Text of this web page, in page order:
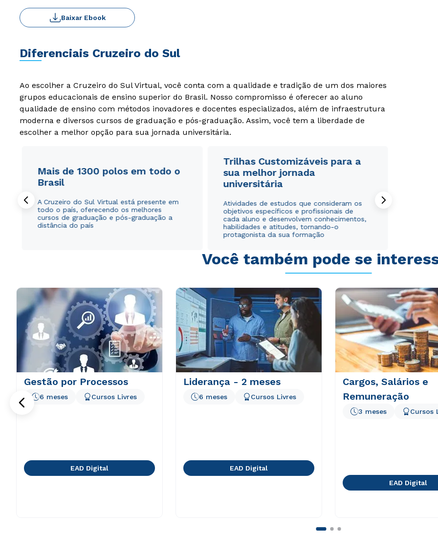
Baixar Ebook
Diferenciais Cruzeiro do Sul
Ao escolher a Cruzeiro do Sul Virtual, você conta com a qualidade e tradição de um dos maiores
grupos educacionais de ensino superior do Brasil. Nosso compromisso é oferecer ao aluno
qualidade de ensino com métodos inovadores e docentes especializados, além de infraestrutura
moderna e diversos cursos de graduação e pós-graduação. Assim, você tem a liberdade de
escolher a melhor opção para sua jornada universitária.
Mais de 1300 polos em todo o
Brasil
A Cruzeiro do Sul Virtual está presente em
todo o país, oferecendo os melhores
cursos de graduação e pós-graduação a
distância do país
Trilhas Customizáveis para a
sua melhor jornada
universitária
Atividades de estudos que consideram os
objetivos específicos e profissionais de
cada aluno e desenvolvem conhecimentos,
habilidades e atitudes, tornando-o
protagonista da sua formação
Você também pode se
Gestão por Processos
6 meses Cursos Livres
EAD Digital
Liderança - 2 meses
6 meses Cursos Livres
EAD Digital
Cargos, Salários e
Remuneração
3 meses Cursos
EAD Digital
WhatsApp
ou
Estou de acordo com a Política de Privacidade.
e
autorizo que meus dados sejam utilizados para o
envio de conteúdos da Cruzeiro do Sul.
WhatsApp
ou
Estou de acordo com a Política de Privacidade.
e
autorizo que meus dados sejam utilizados para o
envio de conteúdos da Cruzeiro do Sul.